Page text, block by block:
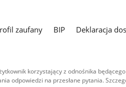
zaufany BIP
Deklaracja
korzystający z odnośnika
odpowiedzi na przesłane pytania.